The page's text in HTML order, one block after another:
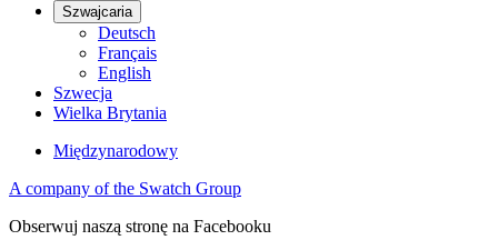
Szwajcaria
Deutsch
Français
English
Szwecja
Wielka Brytania
Międzynarodowy
A company of the Swatch Group
Obserwuj naszą stronę na Facebooku